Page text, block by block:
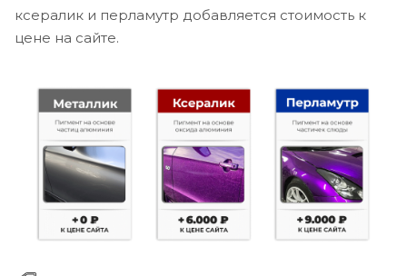
ксералик и перламутр добавляется стоимость к
цене на сайте.